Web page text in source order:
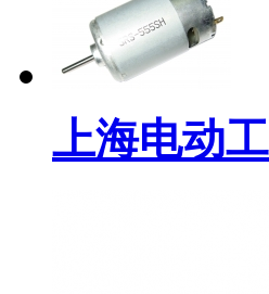
上海电动